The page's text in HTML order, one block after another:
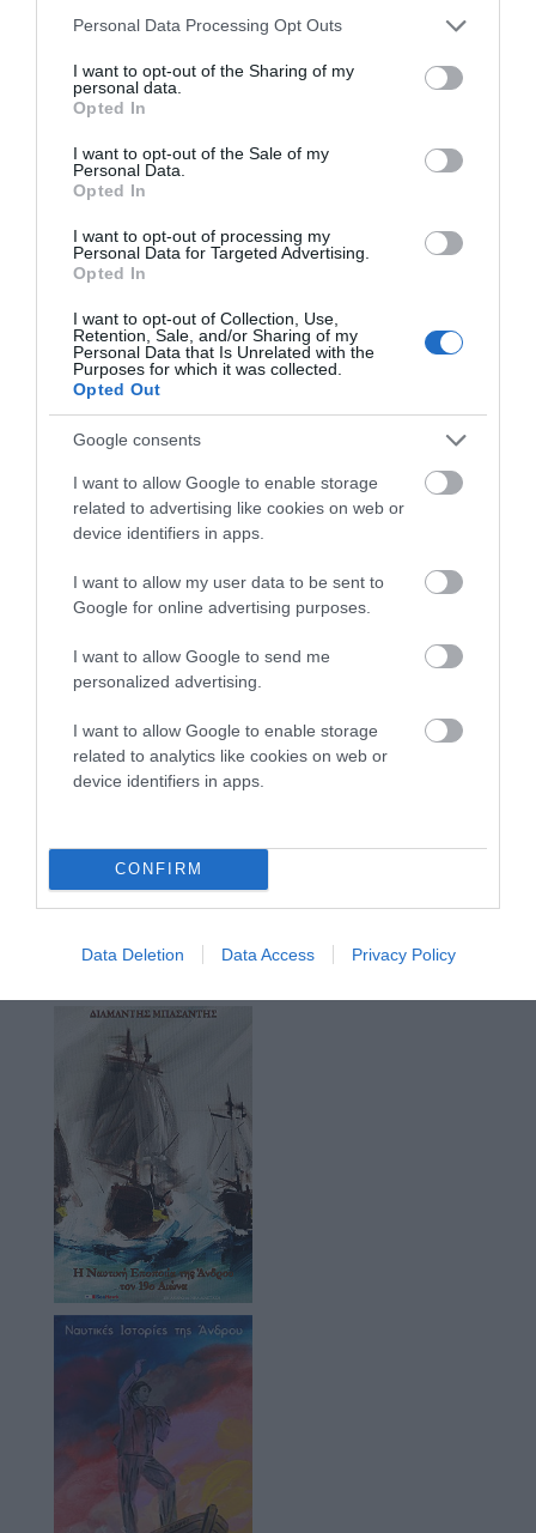
Please note that this website/app uses one or more Google
not limited to your visit or usage behaviour. You may click to
grant or deny consent to Google and its third-party tags to
use your data for below specified purposes in below Google
consent section.
Personal Data Processing Opt Outs
I want to opt-out of the Sharing of my
personal data.
Opted In
I want to opt-out of the Sale of my
Personal Data.
Opted In
I want to opt-out of processing my
Personal Data for Targeted Advertising.
Opted In
I want to opt-out of Collection, Use,
Retention, Sale, and/or Sharing of my
Personal Data that Is Unrelated with the
Purposes for which it was collected.
Opted Out
Google consents
I want to allow Google to enable storage
related to advertising like cookies on web or
device identifiers in apps.
I want to allow my user data to be sent to
Google for online advertising purposes.
I want to allow Google to send me
personalized advertising.
I want to allow Google to enable storage
related to analytics like cookies on web or
device identifiers in apps.
CONFIRM
Data Deletion Data Access Privacy Policy
Αποθήκευσε το όνομά μου, email, και τον ιστότοπο μου σε
αυτόν τον πλοηγό για την επόμενη φορά που θα σχολιάσω.